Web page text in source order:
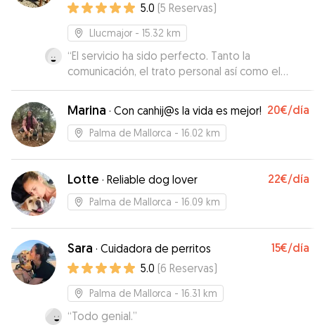
5.0 (5 Reservas)
Llucmajor - 15.32 km
“El servicio ha sido perfecto. Tanto la
comunicación, el trato personal así como el
cuidado de Trufa. Nos ha tenido informados con
fotos y vídeos, Trufa se lo ha pasado genial.”
Marina · Con canhij@s la vida es mejor! 20€/día
Palma de Mallorca - 16.02 km
Lotte · Reliable dog lover 22€/día
Palma de Mallorca - 16.09 km
Sara · Cuidadora de perritos 15€/día
5.0 (6 Reservas)
Palma de Mallorca - 16.31 km
“Todo genial.”